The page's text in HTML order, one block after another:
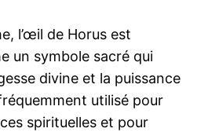
l’œil de Horus est
un symbole sacré qui
divine et la puissance
utilisé pour
spirituelles et pour